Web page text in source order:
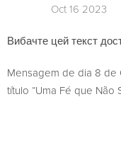
Oct 16 2023
Вибачте цей текст
Mensagem de dia 8
título “Uma Fé que Não